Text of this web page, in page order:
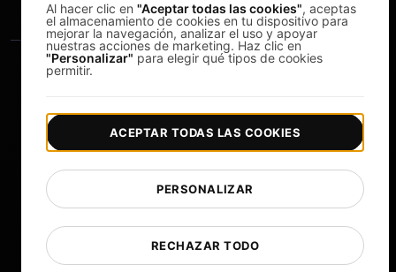
Copyright © 2026 LoadFocus | Términos y condiciones |
Política de privacidad | Protección de datos |
Preferencias de cookies
Al hacer clic en "Aceptar todas las cookies", aceptas
el almacenamiento de cookies en tu dispositivo para
mejorar la navegación, analizar el uso y apoyar
nuestras acciones de marketing. Haz clic en
"Personalizar" para elegir qué tipos de cookies
permitir.
RECHAZAR TODO
PERSONALIZAR
ACEPTAR TODAS LAS COOKIES